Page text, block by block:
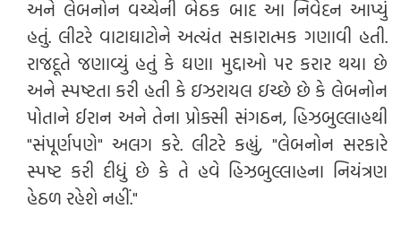
અને લેબનોન વચ્ચેની બેઠક બાદ આ નિવેદન આપ્યું
હતું. લીટરે વાટાઘાટોને અત્યંત સકારાત્મક ગણાવી હતી.
રાજદૂતે જણાવ્યું હતું કે ઘણા મુદ્દાઓ પર કરાર થયા છે
અને સ્પષ્ટતા કરી હતી કે ઇઝરાયલ ઇચ્છે છે કે લેબનોન
પોતાને ઈરાન અને તેના પ્રોક્સી સંગઠન, હિઝબુલ્લાહથી
"સંપૂર્ણપણે" અલગ કરે. લીટરે કહ્યું, "લેબનોન સરકારે
સ્પષ્ટ કરી દીધું છે કે તે હવે હિઝબુલ્લાહના નિયંત્રણ
હેઠળ રહેશે નહીં."